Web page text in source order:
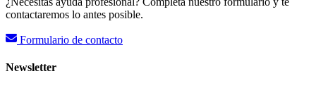
contactaremos lo antes posible.
Formulario de contacto
Newsletter